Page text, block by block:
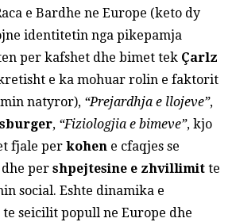
e Bardhe ne Europe (keto dy
identitetin nga pikepamja
per kafshet dhe bimet tek Çarlz
e ka mohuar rolin e faktorit
natyror), “Prejardhja e llojeve”,
, “Fiziologjia e bimeve”, kjo
fjale per kohen e cfaqjes se
per shpejtesine e zhvillimit te
social. Eshte dinamika e
te seicilit popull ne Europe dhe